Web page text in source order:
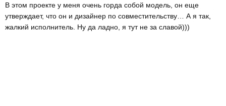
В этом проекте у меня очень горда собой модель, он еще
утверждает, что он и дизайнер по совместительству… А я так,
жалкий исполнитель. Ну да ладно, я тут не за славой)))